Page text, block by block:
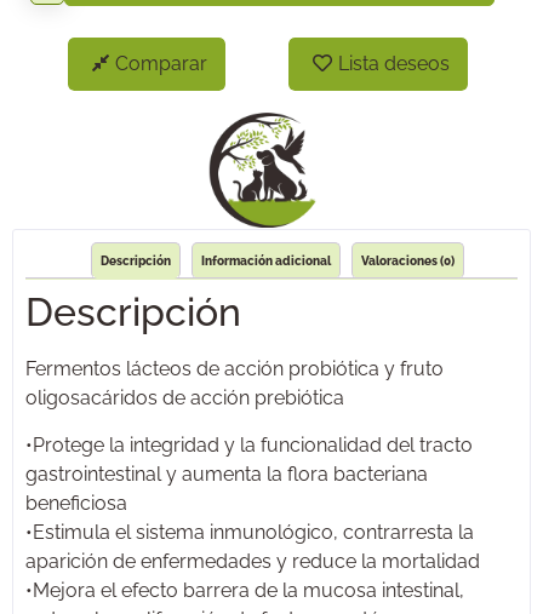
Comparar Lista deseos
Descripción Información adicional Valoraciones (0)
Descripción
Fermentos lácteos de acción probiótica y fruto
oligosacáridos de acción prebiótica
•Protege la integridad y la funcionalidad del tracto
gastrointestinal y aumenta la flora bacteriana
beneficiosa
•Estimula el sistema inmunológico, contrarresta la
aparición de enfermedades y reduce la mortalidad
•Mejora el efecto barrera de la mucosa intestinal,